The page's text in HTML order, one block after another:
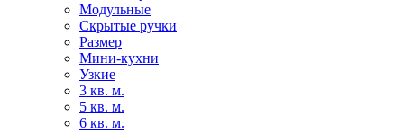
Модульные
Скрытые ручки
Размер
Мини-кухни
Узкие
3 кв. м.
5 кв. м.
6 кв. м.